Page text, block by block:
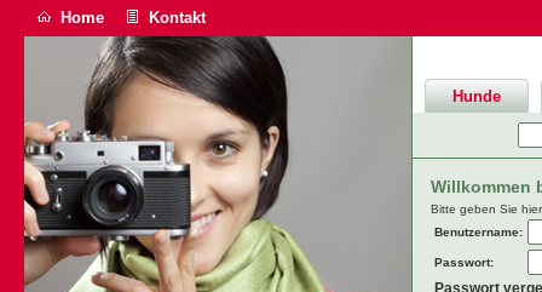
Home Kontakt
Hunde
Willkommen
Bitte geben Sie
Benutzername:
Passwort:
Passwort